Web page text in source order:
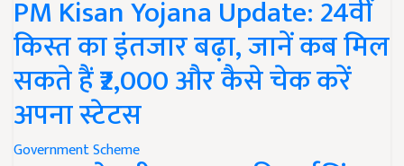
PM Kisan Yojana Update: 24वीं
किस्त का इंतजार बढ़ा, जानें कब मिल
सकते हैं ₹2,000 और कैसे चेक करें
अपना स्टेटस
Government Scheme